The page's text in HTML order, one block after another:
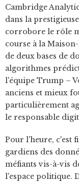
Cambridge
dans la prestigieuse
corrobore le rôle
course à la
de deux bases de
algorithmes
l'équipe Trump –
anciens et mieux
particulièrement
le responsable
Pour l'heure, c'est
gardiens des
méfiants vis-à-vis
l'espace politique.